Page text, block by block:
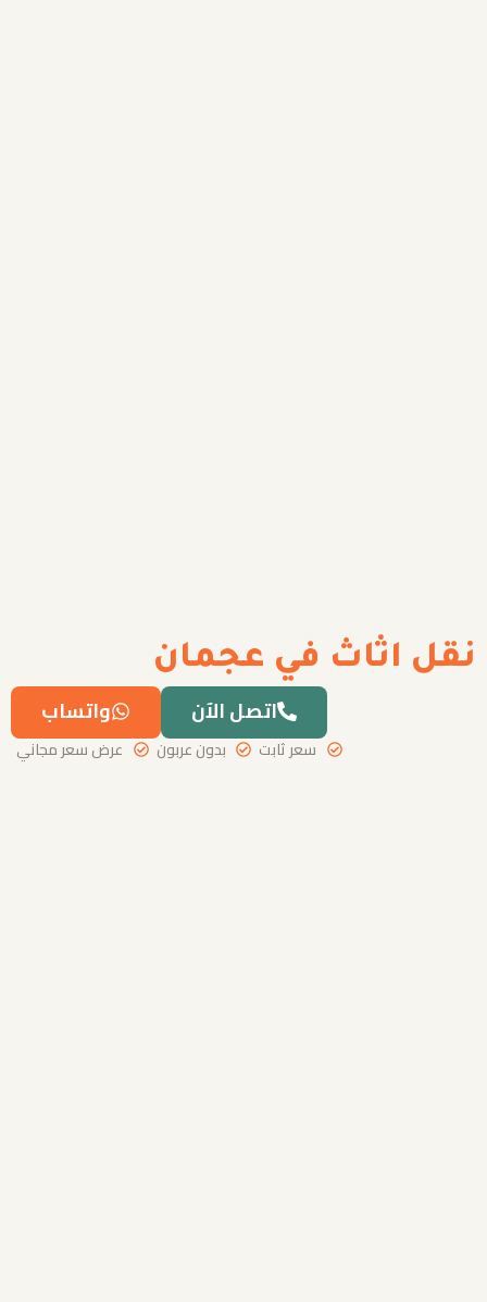
نقل اثاث في عجمان
واتساب اتصل الآن
عرض سعر مجاني بدون عربون سعر ثابت